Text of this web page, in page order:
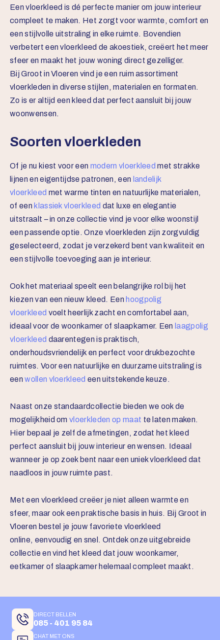
Een vloerkleed is dé perfecte manier om jouw interieur
compleet te maken. Het zorgt voor warmte, comfort en
een stijlvolle uitstraling in elke ruimte. Bovendien
verbetert een vloerkleed de akoestiek, creëert het meer
sfeer en maakt het jouw woning direct gezelliger.
Bij Groot in Vloeren vind je een ruim assortiment
vloerkleden in diverse stijlen, materialen en formaten.
Zo is er altijd een kleed dat perfect aansluit bij jouw
woonwensen.
Soorten vloerkleden
Of je nu kiest voor een modern vloerkleed met strakke
lijnen en eigentijdse patronen, een landelijk
vloerkleed met warme tinten en natuurlijke materialen,
of een klassiek vloerkleed dat luxe en elegantie
uitstraalt – in onze collectie vind je voor elke woonstijl
een passende optie. Onze vloerkleden zijn zorgvuldig
geselecteerd, zodat je verzekerd bent van kwaliteit en
een stijlvolle toevoeging aan je interieur.
Ook het materiaal speelt een belangrijke rol bij het
kiezen van een nieuw kleed. Een hoogpolig
vloerkleed voelt heerlijk zacht en comfortabel aan,
ideaal voor de woonkamer of slaapkamer. Een laagpolig
vloerkleed daarentegen is praktisch,
onderhoudsvriendelijk en perfect voor drukbezochte
ruimtes. Voor een natuurlijke en duurzame uitstraling is
eenwollen vloerkleed een uitstekende keuze.
Naast onze standaardcollectie bieden we ook de
mogelijkheid omvloerkleden op maat te laten maken.
Hier bepaal je zelf de afmetingen, zodat het kleed
perfect aansluit bij jouw interieur en wensen. Ideaal
wanneer je op zoek bent naar een uniek vloerkleed dat
naadloos in jouw ruimte past.
Met een vloerkleed creëer je niet alleen warmte en
sfeer, maar ook een praktische basis in huis. Bij Groot in
Vloeren bestel je jouw favoriete vloerkleed
online, eenvoudig en snel. Ontdek onze uitgebreide
collectie en vind het kleed dat jouw woonkamer,
eetkamer of slaapkamer helemaal compleet maakt.
DIRECT BELLEN
085 - 401 95 84
CHAT MET ONS